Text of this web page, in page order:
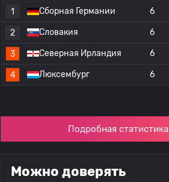
1
Сборная Германии 6
2 Словакия 6
3 Северная Ирландия 6
4 Люксембург 6
Подробная статистика
Можно доверять